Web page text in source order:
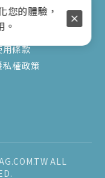
務
須知
用條款
私權政策
ALL
您的體驗，